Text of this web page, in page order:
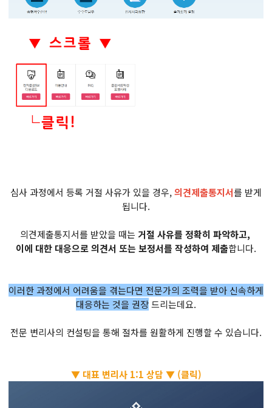
심사 과정에서 등록 거절 사유가 있을 경우,의견제출통지서를 받게
됩니다.
의견제출통지서를 받았을 때는 거절 사유를 정확히 파악하고,
이에 대한 대응으로 의견서 또는 보정서를 작성하여 제출합니다.
이러한 과정에서 어려움을 겪는다면 전문가의 조력을 받아 신속하게
대응하는 것을 권장드리는데요.
전문 변리사의 컨설팅을 통해 절차를 원활하게 진행할 수 있습니다.
▼ 대표 변리사 1:1 상담 ▼ (클릭)